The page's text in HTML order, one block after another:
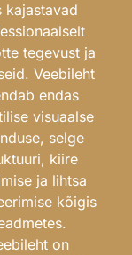
kajastavad
tegevust ja
Veebileht
endas
visuaalse
selge
kiire
ja lihtsa
kõigis
on